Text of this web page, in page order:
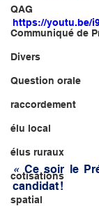
QAG
Communiqué de
Divers
Question orale
raccordement
élu local
élus ruraux
cotisations
spatial
https://youtu.be/
« Ce soir le
candidat !